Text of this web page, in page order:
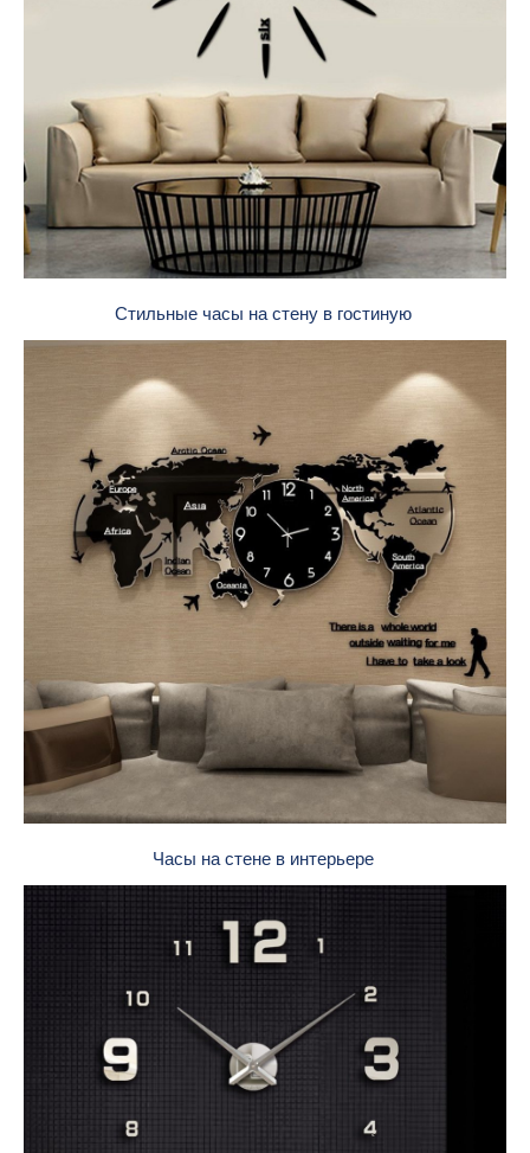
Стильные часы на стену в гостиную
Часы на стене в интерьере